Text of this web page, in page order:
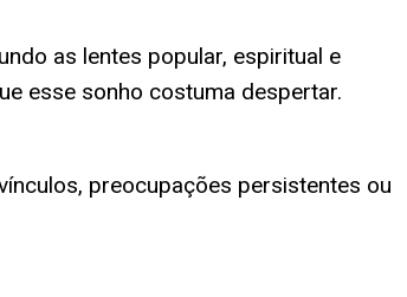
as lentes popular, espiritual e
esse sonho costuma despertar.
preocupações persistentes ou